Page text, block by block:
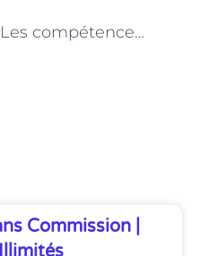
Les compétences clés pour réussir en tant que serrurier
Commission |